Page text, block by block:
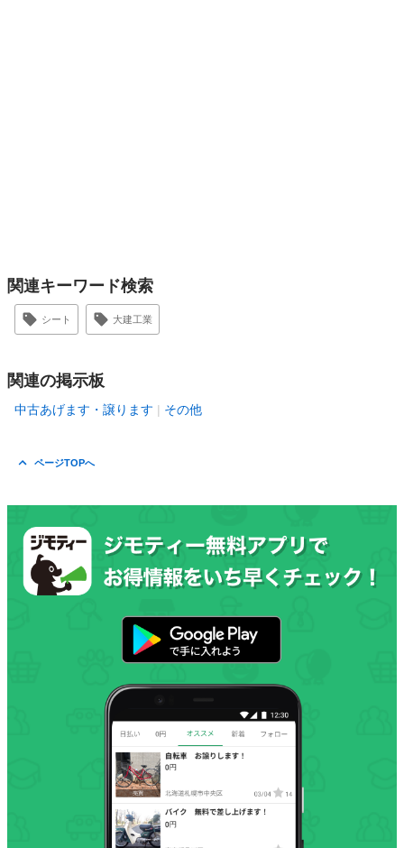
関連キーワード検索
シート 大建工業
関連の掲示板
中古あげます・譲ります その他
ページTOPへ